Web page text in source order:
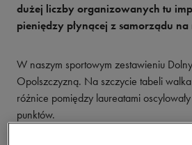
dużej liczby organizowanych tu
pieniędzy płynącej z samorządu na
W naszym sportowym zestawieniu
Opolszczyzną. Na szczycie tabeli
różnice pomiędzy laureatami
punktów.